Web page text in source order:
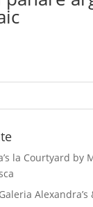
la Courtyard by